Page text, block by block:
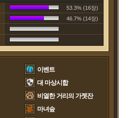
53.3% (16장)
46.7% (14장)
이벤트
대 마상시합
비열한 거리의 가젯잔
마녀숲